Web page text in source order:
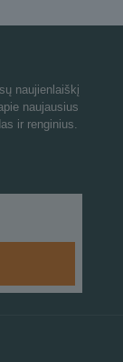
naujienlaiškį
naujausius
ir renginius.